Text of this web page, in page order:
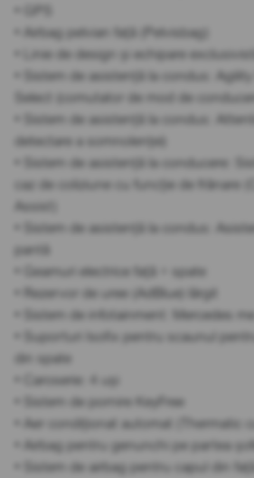
• Airbag pelvian față (Pelvisbag)
• Linie de design și echipare
• Sistem de asistență la condus:
Select (comutator de mod de
• Sistem de asistență la condus:
detectare a somnolenței)
• Sistem de asistență la conducere:
caz de coliziune cu funcție de frânare
Assist)
• Sistem de asistență la condus:
pantă
• Geamuri electrice față + spate
• Rezervor de uree (AdBlue) lărgit
• Sistem de infotainment: Mercedes
• Suporturi Isofix pentru scaunul
din spate
• Caroserie: 4 uși
• Sistem de pornire KeyFree
• Aer condiționat automat (Thermatic
• Airbag pentru genunchi pe partea
• Sistem de airbag pentru capul din față